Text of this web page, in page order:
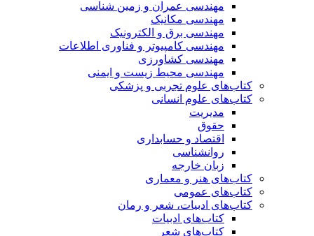
مهندسی عمران و زمین شناسی
مهندسی مکانیک
مهندسی برق و الکترونیک
مهندسی کامپیوتر و فناوری اطلاعات
مهندسی کشاورزی
مهندسی محیط زیست و ایمنی
کتاب‌های علوم تجربی و پزشکی
کتاب‌های علوم انسانی
مدیریت
حقوق
اقتصاد و حسابداری
روانشناسی
زبان خارجه
کتاب‌های هنر و معماری
کتاب‌های عمومی
کتاب‌های ادبیات، شعر و رمان
کتاب‌های ادبیات
کتاب‌های شعر